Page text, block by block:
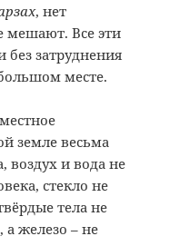
, нет
мешают. Все эти
затруднения
месте.
земле весьма
и вода не
стекло не
тела не
железо – не